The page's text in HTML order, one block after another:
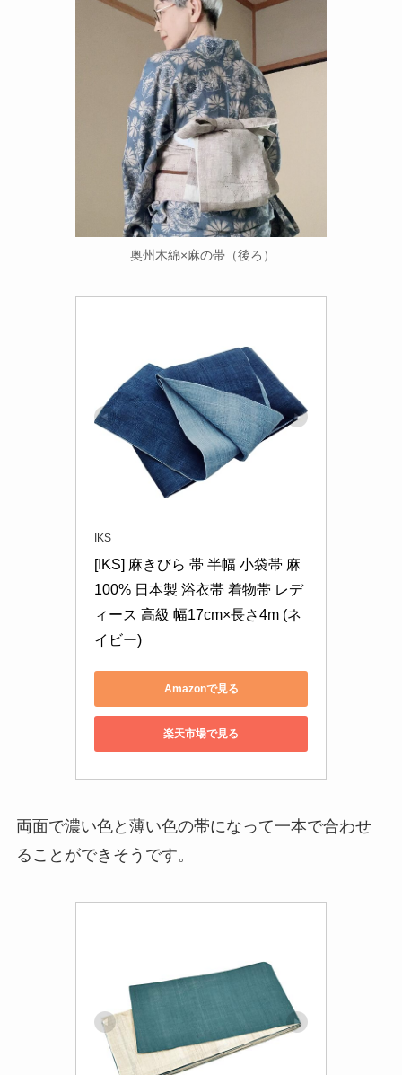
奥州木綿×麻の帯（後ろ）
IKS
[IKS] 麻きびら 帯 半幅 小袋帯 麻
100% 日本製 浴衣帯 着物帯 レデ
ィース 高級 幅17cm×長さ4m (ネ
イビー)
Amazonで見る
楽天市場で見る
両面で濃い色と薄い色の帯になって一本で合わせ
ることができそうです。